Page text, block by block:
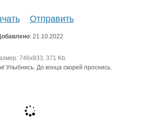
Отправить
: 21.10.2022
746х933, 371 Kb